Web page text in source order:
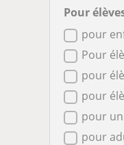
Pour
pour
Pour
pour
pour
pour
pour